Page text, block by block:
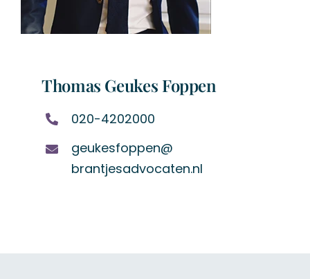
Thomas Geukes Foppen
020-4202000
geukesfoppen@
brantjesadvocaten.nl